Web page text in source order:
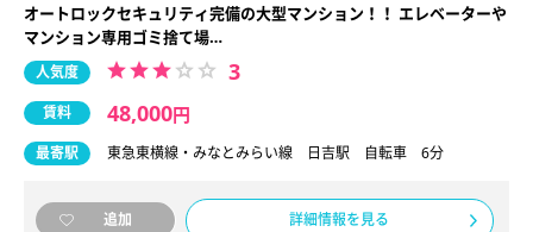
オートロックセキュリティ完備の大型マンション！！ エレベーターや
マンション専用ゴミ捨て場…
人気度 3
賃料 48,000円
最寄駅 東急東横線・みなとみらい線 日吉駅 自転車 6分
追加 詳細情報を見る